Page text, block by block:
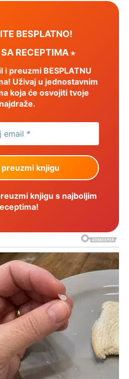
BESPLATNO!
RECEPTIMA ⋆
i preuzmi BESPLATNU
Uživaj u jednostavnim
koja će osvojiti tvoje
najdraže.
knjigu s najboljim